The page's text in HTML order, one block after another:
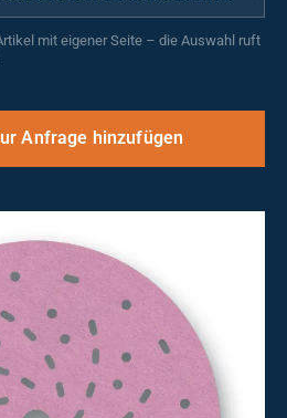
mit eigener Seite – die Auswahl ruft